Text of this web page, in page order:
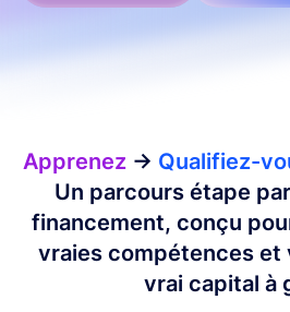
Apprenez → Qualifiez-
Un parcours étape
financement, conçu
vraies compétences et
vrai capital à